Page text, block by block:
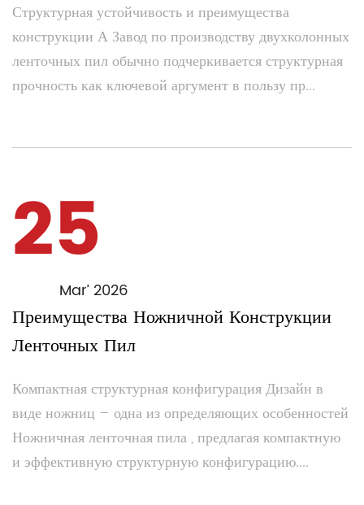
Структурная устойчивость и преимущества
конструкции А Завод по производству двухколонных
ленточных пил обычно подчеркивается структурная
прочность как ключевой аргумент в пользу пр...
25
Mar’ 2026
Преимущества Ножничной Конструкции
Ленточных Пил
Компактная структурная конфигурация Дизайн в
виде ножниц – одна из определяющих особенностей
Ножничная ленточная пила , предлагая компактную
и эффективную структурную конфигурацию....